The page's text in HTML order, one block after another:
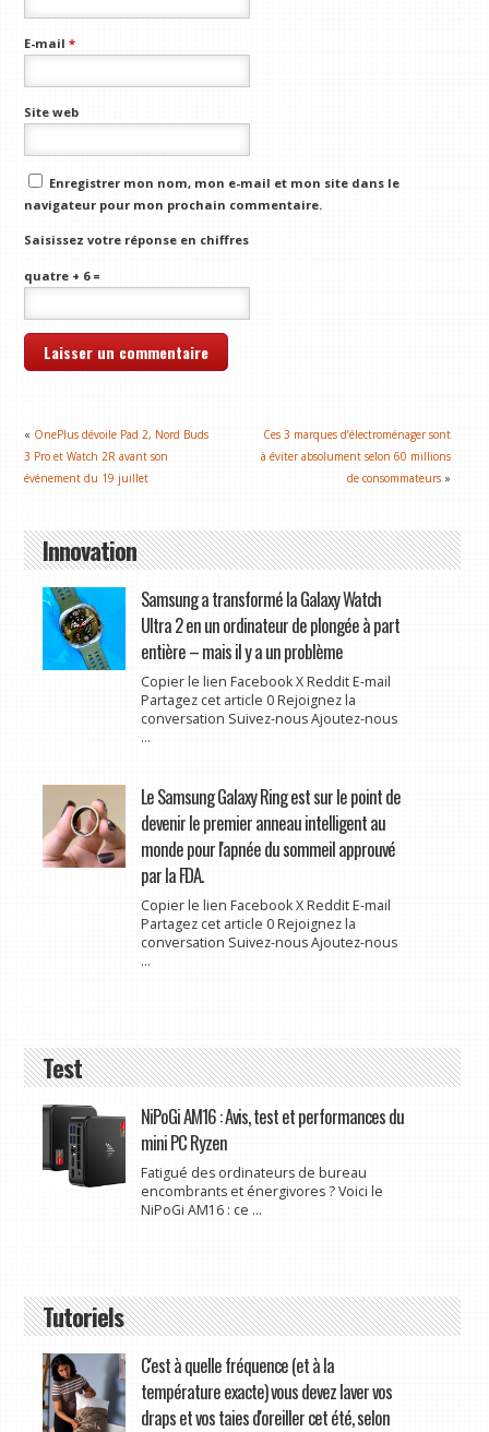
E-mail*
Site web
Enregistrer mon nom, mon e-mail et mon site dans le
navigateur pour mon prochain commentaire.
Saisissez votre réponse en chiffres
quatre + 6 =
« OnePlus dévoile Pad 2, Nord Buds
3 Pro et Watch 2R avant son
événement du 19 juillet
Ces 3 marques d’électroménager sont
à éviter absolument selon 60 millions
de consommateurs »
Innovation
Samsung a transformé la Galaxy Watch
Ultra 2 en un ordinateur de plongée à part
entière – mais il y a un problème
Copier le lien Facebook X Reddit E-mail
Partagez cet article 0 Rejoignez la
conversation Suivez-nous Ajoutez-nous
...
Le Samsung Galaxy Ring est sur le point de
devenir le premier anneau intelligent au
monde pour l'apnée du sommeil approuvé
par la FDA.
Copier le lien Facebook X Reddit E-mail
Partagez cet article 0 Rejoignez la
conversation Suivez-nous Ajoutez-nous
...
Test
NiPoGi AM16 : Avis, test et performances du
mini PC Ryzen
Fatigué des ordinateurs de bureau
encombrants et énergivores ? Voici le
NiPoGi AM16 : ce ...
Tutoriels
C'est à quelle fréquence (et à la
température exacte) vous devez laver vos
draps et vos taies d'oreiller cet été, selon